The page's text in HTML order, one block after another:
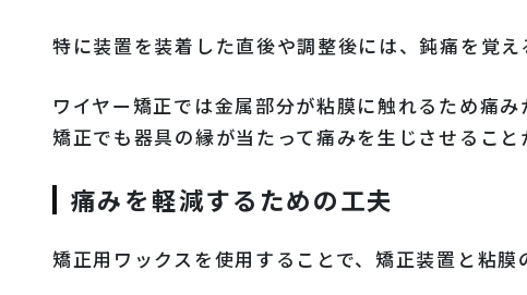
特に装置を装着した直後や調整後には、鈍痛を覚え
ワイヤー矯正では金属部分が粘膜に触れるため痛
矯正でも器具の縁が当たって痛みを生じさせること
痛みを軽減するための工夫
矯正用ワックスを使用することで、矯正装置と粘膜